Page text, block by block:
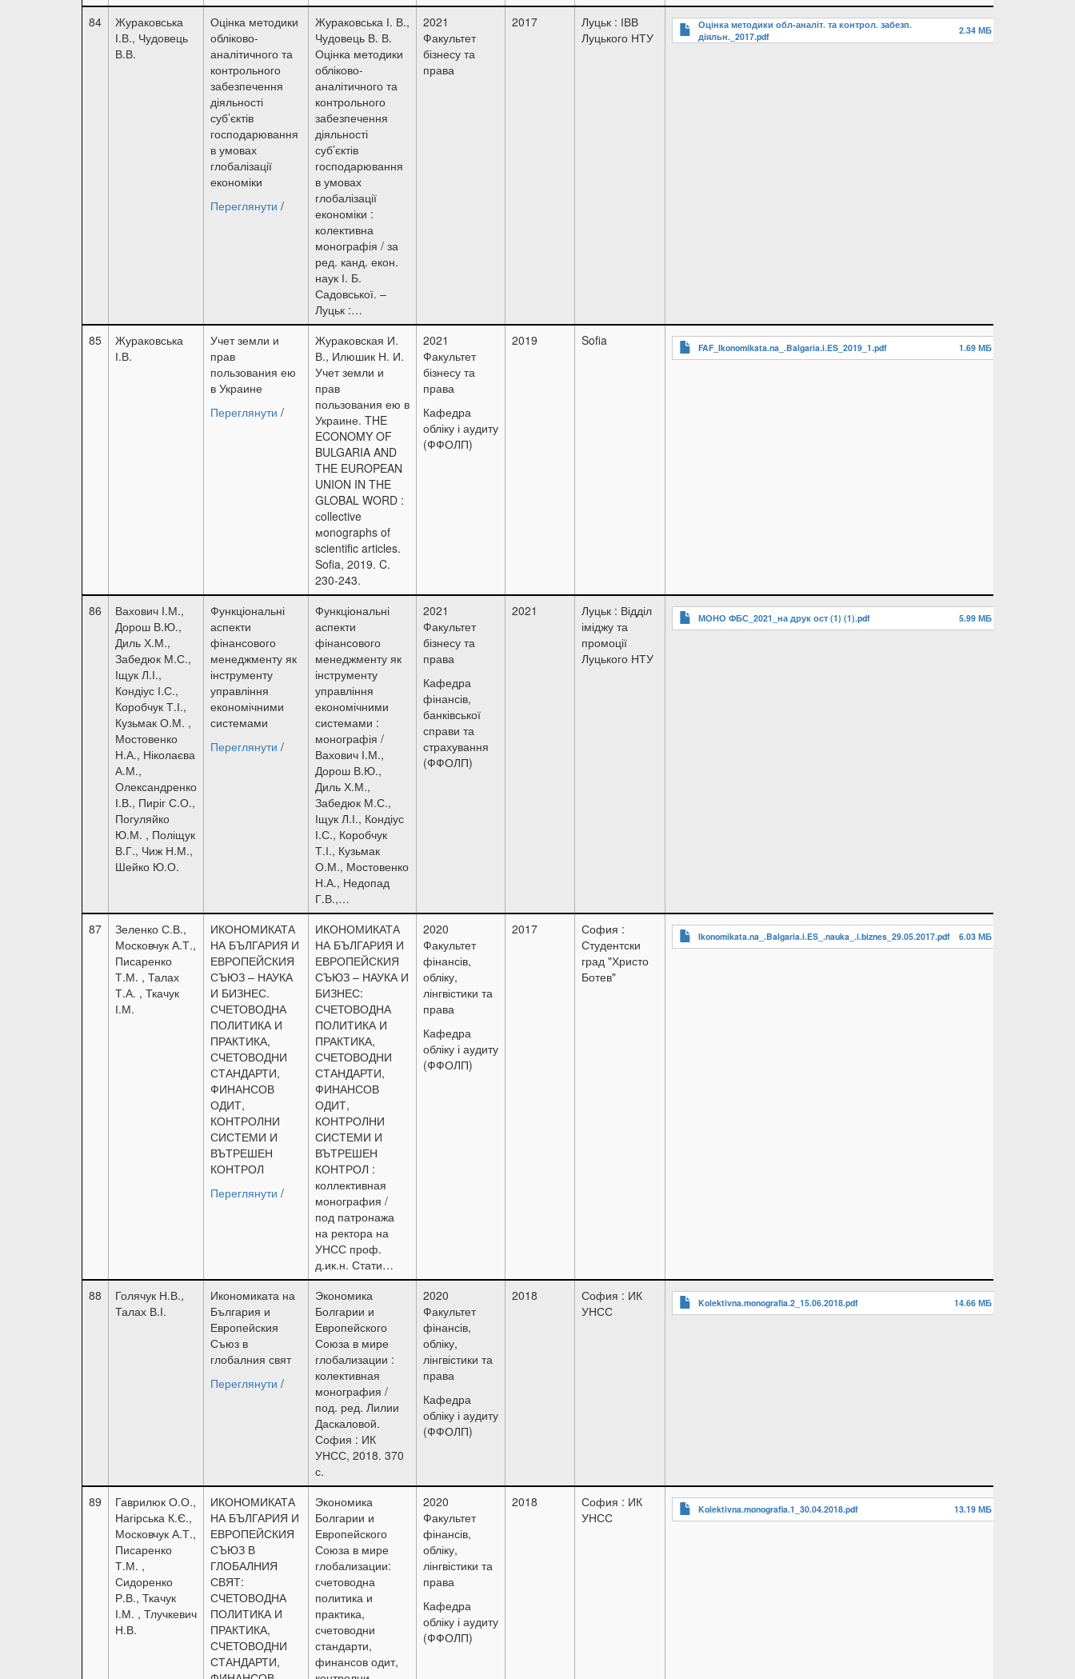
84
Жураковська
І.В., Чудовець
В.В.
Оцінка методики
обліково-
аналітичного та
контрольного
забезпечення
діяльності
суб’єктів
господарювання
в умовах
глобалізації
економіки
Переглянути /
Жураковська І. В.,
Чудовець В. В.
Оцінка методики
обліково-
аналітичного та
контрольного
забезпечення
діяльності
суб’єктів
господарювання
в умовах
глобалізації
економіки :
колективна
монографія / за
ред. канд. екон.
наук І. Б.
Садовської. –
Луцьк :…
2021
Факультет
бізнесу та
права
2017
Луцьк : ІВВ
Луцького НТУ
Оцінка методики обл-аналіт. та контрол. забезп.
діяльн._2017.pdf
2.34 МБ
85
Жураковська
І.В.
Учет земли и
прав
пользования ею
в Украине
Переглянути /
Жураковская И.
В., Илюшик Н. И.
Учет земли и
прав
пользования ею в
Украине. THE
ECONOMY OF
BULGARIA AND
THE EUROPEAN
UNION IN THE
GLOBAL WORD :
сollective
мonographs of
scientific articles.
Sofia, 2019. C.
230-243.
2021
Факультет
бізнесу та
права
Кафедра
обліку і аудиту
(ФФОЛП)
2019 Sofia FAF_Ikonomikata.na_.Balgaria.i.ES_2019_1.pdf 1.69 МБ
86
Вахович І.М.,
Дорош В.Ю.,
Диль Х.М.,
Забедюк М.С.,
Іщук Л.І.,
Кондіус І.С.,
Коробчук Т.І.,
Кузьмак О.М. ,
Мостовенко
Н.А., Ніколаєва
А.М.,
Олександренко
І.В., Пиріг С.О.,
Погуляйко
Ю.М. , Поліщук
В.Г., Чиж Н.М.,
Шейко Ю.О.
Функціональні
аспекти
фінансового
менеджменту як
інструменту
управління
економічними
системами
Переглянути /
Функціональні
аспекти
фінансового
менеджменту як
інструменту
управління
економічними
системами :
монографія /
Вахович І.М.,
Дорош В.Ю.,
Диль Х.М.,
Забедюк М.С.,
Іщук Л.І., Кондіус
І.С., Коробчук
Т.І., Кузьмак
О.М., Мостовенко
Н.А., Недопад
Г.В.,…
2021
Факультет
бізнесу та
права
Кафедра
фінансів,
банківської
справи та
страхування
(ФФОЛП)
2021
Луцьк : Відділ
іміджу та
промоції
Луцького НТУ
МОНО ФБС_2021_на друк ост (1) (1).pdf 5.99 МБ
87
Зеленко С.В.,
Московчук А.Т.,
Писаренко
Т.М. , Талах
Т.А. , Ткачук
І.М.
ИКОНОМИКАТА
НА БЪЛГАРИЯ И
ЕВРОПЕЙСКИЯ
СЪЮЗ – НАУКА
И БИЗНЕС.
СЧЕТОВОДНА
ПОЛИТИКА И
ПРАКТИКА,
СЧЕТОВОДНИ
СТАНДАРТИ,
ФИНАНСОВ
ОДИТ,
КОНТРОЛНИ
СИСТЕМИ И
ВЪТРЕШЕН
КОНТРОЛ
Переглянути /
ИКОНОМИКАТА
НА БЪЛГАРИЯ И
ЕВРОПЕЙСКИЯ
СЪЮЗ – НАУКА И
БИЗНЕС:
СЧЕТОВОДНА
ПОЛИТИКА И
ПРАКТИКА,
СЧЕТОВОДНИ
СТАНДАРТИ,
ФИНАНСОВ
ОДИТ,
КОНТРОЛНИ
СИСТЕМИ И
ВЪТРЕШЕН
КОНТРОЛ :
коллективная
монография /
под патронажа
на ректора на
УНСС проф.
д.ик.н. Стати…
2020
Факультет
фінансів,
обліку,
лінгвістики та
права
Кафедра
обліку і аудиту
(ФФОЛП)
2017
София :
Студентски
град "Христо
Ботев"
Ikonomikata.na_.Balgaria.i.ES_.nauka_.i.biznes_29.05.2017.pdf 6.03 МБ
88
Голячук Н.В.,
Талах В.І.
Икономиката на
България и
Европейския
Съюз в
глобалния свят
Переглянути /
Экономика
Болгарии и
Европейского
Союза в мире
глобализации :
колективная
монография /
под. ред. Лилии
Даскаловой.
София : ИК
УНСС, 2018. 370
с.
2020
Факультет
фінансів,
обліку,
лінгвістики та
права
Кафедра
обліку і аудиту
(ФФОЛП)
2018
София : ИК
УНСС
Kolektivna.monografia.2_15.06.2018.pdf 14.66 МБ
89
Гаврилюк О.О.,
Нагірська К.Є.,
Московчук А.Т.,
Писаренко
Т.М. ,
Сидоренко
Р.В., Ткачук
І.М. , Тлучкевич
Н.В.
ИКОНОМИКАТА
НА БЪЛГАРИЯ И
ЕВРОПЕЙСКИЯ
СЪЮЗ В
ГЛОБАЛНИЯ
СВЯТ:
СЧЕТОВОДНА
ПОЛИТИКА И
ПРАКТИКА,
СЧЕТОВОДНИ
СТАНДАРТИ,
Экономика
Болгарии и
Европейского
Союза в мире
глобализации:
счетоводна
политика и
практика,
счетоводни
стандарти,
финансов одит,
2020
Факультет
фінансів,
обліку,
лінгвістики та
права
Кафедра
обліку і аудиту
(ФФОЛП)
2018
София : ИК
УНСС
Kolektivna.monografia.1_30.04.2018.pdf 13.19 МБ